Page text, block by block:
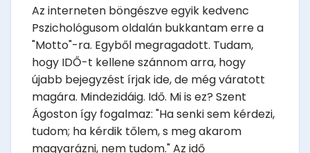
Az interneten böngészve egyik kedvenc
Pszichológusom oldalán bukkantam erre a
"Motto"-ra. Egyből megragadott. Tudam,
hogy IDŐ-t kellene szánnom arra, hogy
újabb bejegyzést írjak ide, de még váratott
magára. Mindezidáig. Idő. Mi is ez? Szent
Ágoston így fogalmaz: "Ha senki sem kérdezi,
tudom; ha kérdik tőlem, s meg akarom
magyarázni, nem tudom." Az idő